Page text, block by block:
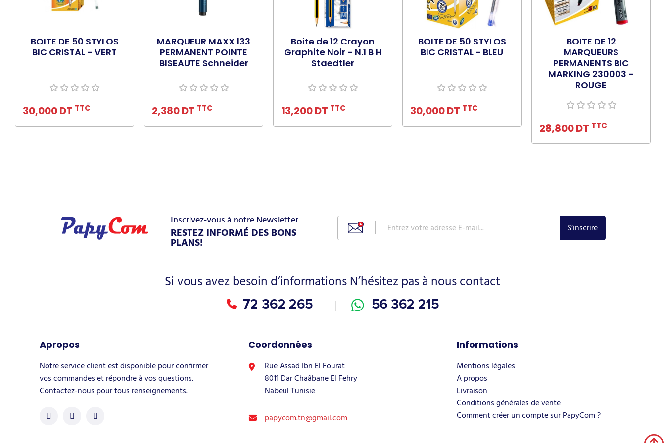
BOITE DE 50 STYLOS
BIC CRISTAL - VERT
30,000 DT TTC
MARQUEUR MAXX 133
PERMANENT POINTE
BISEAUTE Schneider
2,380 DT TTC
Boite de 12 Crayon
Graphite Noir - N.1 B H
Staedtler
13,200 DT TTC
BOITE DE 50 STYLOS
BIC CRISTAL - BLEU
30,000 DT TTC
BOITE DE 12
MARQUEURS
PERMANENTS BIC
MARKING 230003 -
ROUGE
28,800 DT TTC
Ajouter au panier
Inscrivez-vous à notre Newsletter
RESTEZ INFORMÉ DES BONS
PLANS!
Si vous avez besoin d’informations N’hésitez pas à nous contact
72 362 265 56 362 215
Apropos
Notre service client est disponible pour confirmer
vos commandes et répondre à vos questions.
Contactez-nous pour tous renseignements.
Coordonnées
Rue Assad Ibn El Fourat
8011 Dar Chaâbane El Fehry
Nabeul Tunisie
papycom.tn@gmail.com
Informations
Livraison
Mentions légales
A propos
Conditions générales de vente
Comment créer un compte sur PapyCom ?